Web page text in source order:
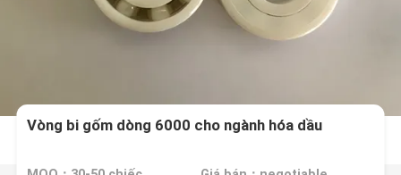
Vòng bi gốm dòng 6000 cho ngành hóa dầu